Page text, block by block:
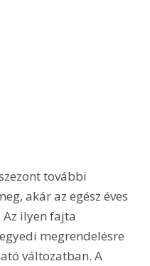
további
akár az egész éves
ilyen fajta
megrendelésre
változatban. A